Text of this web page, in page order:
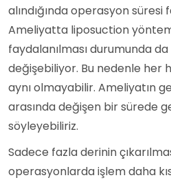
alındığında operasyon süresi
Ameliyatta liposuction
faydalanılması durumunda
değişebiliyor. Bu nedenle her
aynı olmayabilir. Ameliyatın
arasında değişen bir sürede
söyleyebiliriz.
Sadece fazla derinin
operasyonlarda işlem daha